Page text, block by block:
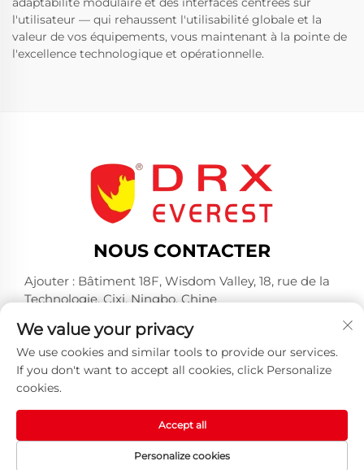
l'utilisateur — qui rehaussent l'utilisabilité globale et la
valeur de vos équipements, vous maintenant à la pointe de
l'excellence technologique et opérationnelle.
NOUS CONTACTER
Ajouter : Bâtiment 18F, Wisdom Valley, 18, rue de la
Technologie, Cixi, Ningbo, Chine
Tél. : +86-574-23660321
E-mail :[email protected]
Tous droits réservés © 2025 par Huangshan DRX
Industrial Co., Ltd -Politique de confidentialité
We value your privacy
We use cookies and similar tools to provide our services.
If you don't want to accept all cookies, click Personalize
cookies.
Personalize cookies
Accept all